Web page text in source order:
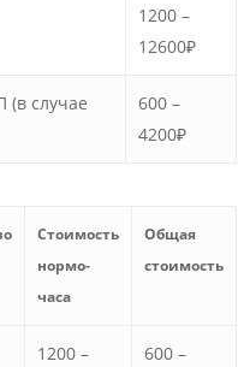
1200 –
12600₽
(в случае
600 –
4200₽
Стоимость
нормо-
часа
Общая
стоимость
1200 –
600 –